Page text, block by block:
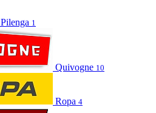
Pilenga 1
Quivogne 10
Ropa 4